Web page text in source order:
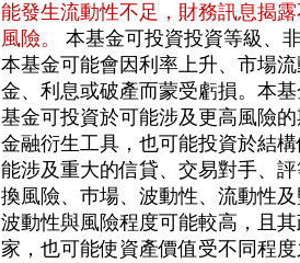
能發生流動性不足，財務訊息揭
風險。
本基金可投資投資等級、
本基金可能會因利率上升、市場
金、利息或破產而蒙受虧損。本
基金可投資於可能涉及更高風險
金融衍生工具，也可能投資於結
能涉及重大的信貸、交易對手、
換風險、巿場、波動性、流動性
波動性與風險程度可能較高，且
家，也可能使資產價值受不同程